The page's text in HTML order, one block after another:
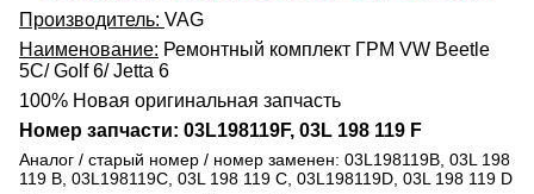
Производитель: VAG
Наименование: Ремонтный комплект ГРМ VW Beetle
5C/ Golf 6/ Jetta 6
100% Новая оригинальная запчасть
Номер запчасти: 03L198119F, 03L 198 119 F
Аналог / старый номер / номер заменен: 03L198119B, 03L 198
119 B, 03L198119C, 03L 198 119 C, 03L198119D, 03L 198 119 D